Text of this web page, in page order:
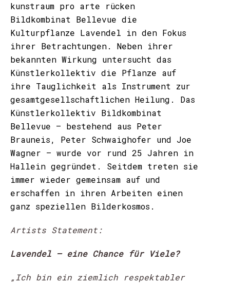
kunstraum pro arte rücken
Bildkombinat Bellevue die
Kulturpflanze Lavendel in den Fokus
ihrer Betrachtungen. Neben ihrer
bekannten Wirkung untersucht das
Künstlerkollektiv die Pflanze auf
ihre Tauglichkeit als Instrument zur
gesamtgesellschaftlichen Heilung. Das
Künstlerkollektiv Bildkombinat
Bellevue – bestehend aus Peter
Brauneis, Peter Schwaighofer und Joe
Wagner – wurde vor rund 25 Jahren in
Hallein gegründet. Seitdem treten sie
immer wieder gemeinsam auf und
erschaffen in ihren Arbeiten einen
ganz speziellen Bilderkosmos.
Artists Statement:
Lavendel – eine Chance für Viele?
„Ich bin ein ziemlich respektabler